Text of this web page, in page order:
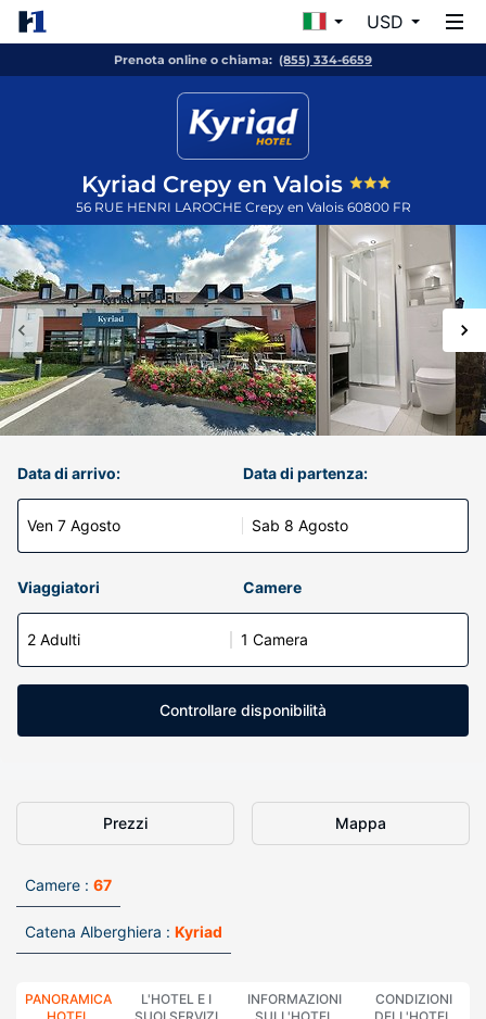
USD
Prenota online o chiama: (855) 334-6659
Kyriad Crepy en Valois
56 RUE HENRI LAROCHE Crepy en Valois 60800 FR
Data di arrivo:
Ven 7 Agosto
Data di partenza:
Sab 8 Agosto
Viaggiatori Camere
2 Adulti 1 Camera
Controllare disponibilità
Prezzi Mappa
Camere : 67
Catena Alberghiera : Kyriad
PANORAMICA
L'HOTEL E I
INFORMAZIONI
CONDIZIONI